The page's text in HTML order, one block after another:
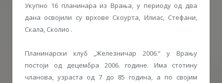
Укупно 16 планинара из Врања, у периоду од два
дана освојили су врхове Скоурта, Илиас, Стефани,
Скала, Сколио .
Планинарски клуб „Железничар 2006.“ у Врању
постоји од децембра 2006. године. Има стотину
чланова, узраста од 7 до 85 година, а по својим